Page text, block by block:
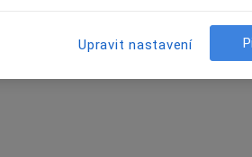
Upravit nastavení